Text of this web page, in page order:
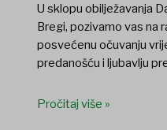
U sklopu obilježavanja
Bregi, pozivamo vas na
posvećenu očuvanju
predanošću i ljubavlju
Pročitaj više »